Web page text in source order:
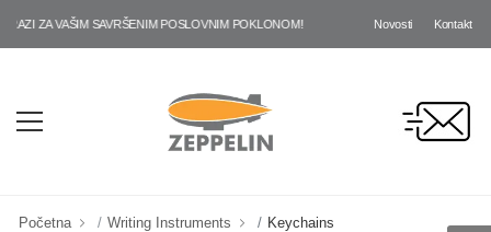
ZA VAŠIM SAVRŠENIM POSLOVNIM POKLONOM! Novosti Kontakt
Početna Writing Instruments Keychains